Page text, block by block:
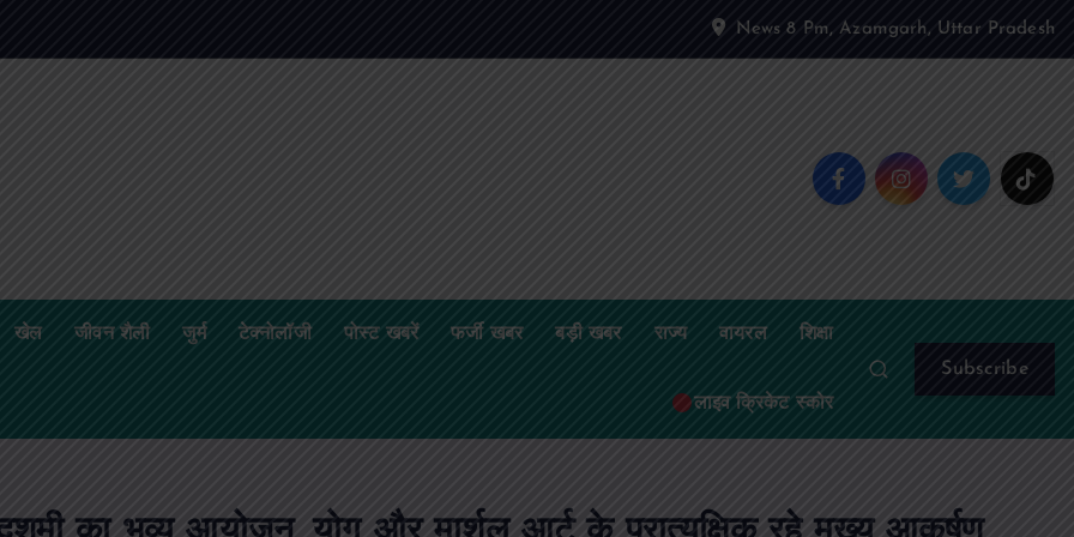
News 8 Pm, Azamgarh, Uttar Pradesh
खेल जीवन शैली जुर्म टेक्नोलॉजी पोस्ट खबरें फर्जी खबर बड़ी खबर राज्य वायरल शिक्षा
लाइव क्रिकेट स्कोर
Subscribe